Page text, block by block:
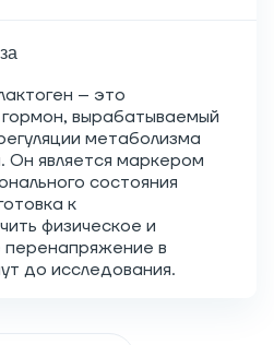
– это
вырабатываемый
метаболизма
Он является маркером
состояния
к
физическое и
в
до исследования.